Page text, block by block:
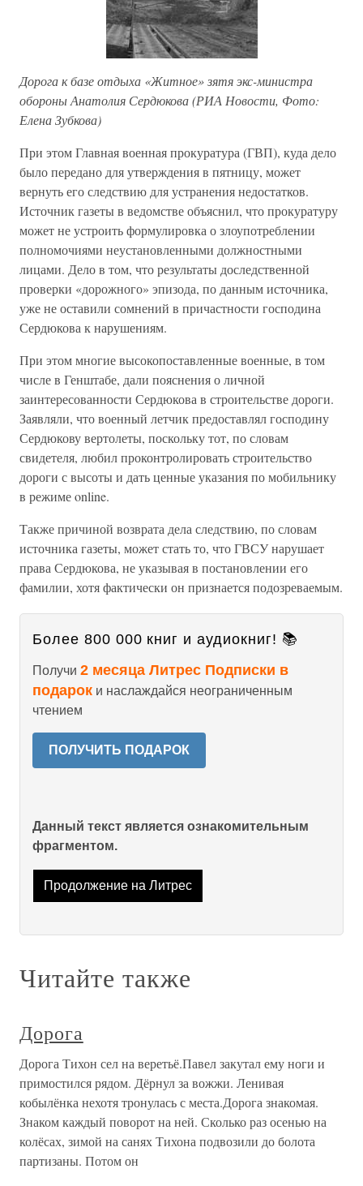
Дорога к базе отдыха «Житное» зятя экс-министра
обороны Анатолия Сердюкова (РИА Новости, Фото:
Елена Зубкова)
При этом Главная военная прокуратура (ГВП), куда дело
было передано для утверждения в пятницу, может
вернуть его следствию для устранения недостатков.
Источник газеты в ведомстве объяснил, что прокуратуру
может не устроить формулировка о злоупотреблении
полномочиями неустановленными должностными
лицами. Дело в том, что результаты доследственной
проверки «дорожного» эпизода, по данным источника,
уже не оставили сомнений в причастности господина
Сердюкова к нарушениям.
При этом многие высокопоставленные военные, в том
числе в Генштабе, дали пояснения о личной
заинтересованности Сердюкова в строительстве дороги.
Заявляли, что военный летчик предоставлял господину
Сердюкову вертолеты, поскольку тот, по словам
свидетеля, любил проконтролировать строительство
дороги с высоты и дать ценные указания по мобильнику
в режиме online.
Также причиной возврата дела следствию, по словам
источника газеты, может стать то, что ГВСУ нарушает
права Сердюкова, не указывая в постановлении его
фамилии, хотя фактически он признается подозреваемым.
Более 800 000 книг и аудиокниг! 📚
Получи 2 месяца Литрес Подписки в
подарок и наслаждайся неограниченным
чтением
ПОЛУЧИТЬ ПОДАРОК
Данный текст является ознакомительным
фрагментом.
Продолжение на Литрес
Читайте также
Дорога
Дорога Тихон сел на веретьё.Павел закутал ему ноги и
примостился рядом. Дёрнул за вожжи. Ленивая
кобылёнка нехотя тронулась с места.Дорога знакомая.
Знаком каждый поворот на ней. Сколько раз осенью на
колёсах, зимой на санях Тихона подвозили до болота
партизаны. Потом он